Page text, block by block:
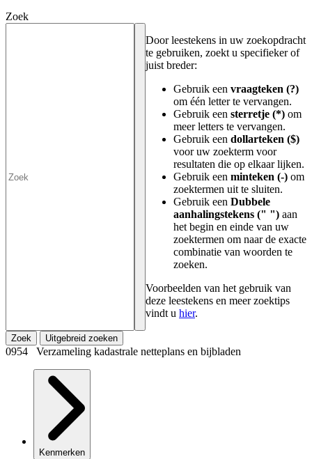
Zoek
Door leestekens in uw zoekopdracht
te gebruiken, zoekt u specifieker of
juist breder:
Gebruik een vraagteken (?)
om één letter te vervangen.
Gebruik een sterretje (*) om
meer letters te vervangen.
Gebruik een dollarteken ($)
voor uw zoekterm voor
resultaten die op elkaar lijken.
Gebruik een minteken (-) om
zoektermen uit te sluiten.
Gebruik een Dubbele
aanhalingstekens (" ") aan
het begin en einde van uw
zoektermen om naar de exacte
combinatie van woorden te
zoeken.
Voorbeelden van het gebruik van
deze leestekens en meer zoektips
vindt u hier.
Zoek Uitgebreid zoeken
0954 Verzameling kadastrale netteplans en bijbladen
Kenmerken